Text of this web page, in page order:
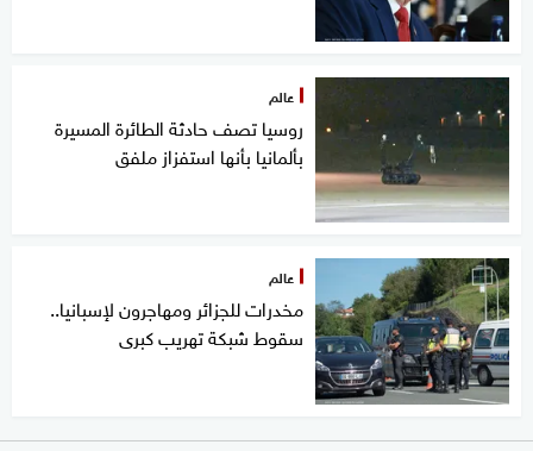
عالم
روسيا تصف حادثة الطائرة المسيرة
بألمانيا بأنها استفزاز ملفق
عالم
مخدرات للجزائر ومهاجرون لإسبانيا..
سقوط شبكة تهريب كبرى